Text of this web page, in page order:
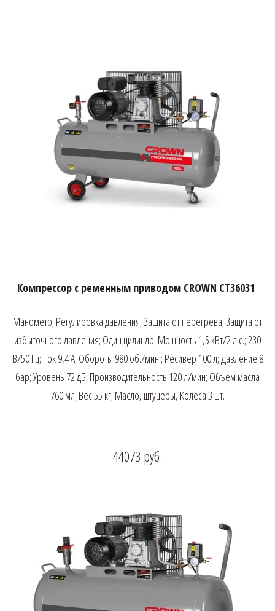
Компрессор с ременным приводом CROWN CT36031
Манометр; Регулировка давления; Защита от перегрева; Защита от
избыточного давления; Один цилиндр; Мощность 1,5 кВт/2 л.с.; 230
В/50 Гц; Ток 9,4 А; Обороты 980 об./мин.; Ресивер 100 л; Давление 8
бар; Уровень 72 дБ; Производительность 120 л/мин; Объем масла
760 мл; Вес 55 кг; Масло, штуцеры, Колеса 3 шт.
44073 руб.